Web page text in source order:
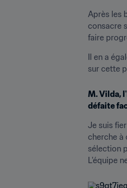
Après les
consacre
faire
Il en a
sur cette
M. Vilda,
défaite
Je suis
cherche à
sélection
L'équipe